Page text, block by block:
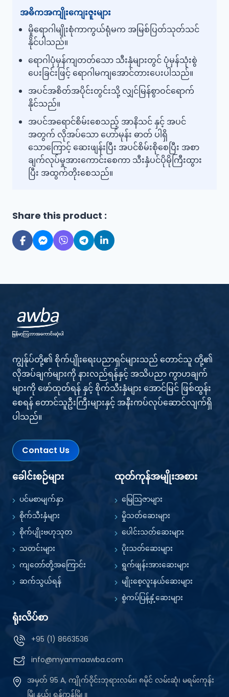
အဓိကအကျိုးကျေးဇူးများ
မှိုရောဂါမျိုးစုံကာကွယ်ရုံမက အမြစ်ပြတ်သုတ်သင်
နိုင်ပါသည်။
ရောဂါပုံမှန်ကျတတ်သော သီးနှံများတွင် ပုံမှန်သုံးစွဲ
ပေးခြင်းဖြင့် ရောဂါမကျအောင်တားပေးပါသည်။
အပင်အစိတ်အပိုင်းတွင်းသို့ လျှင်မြန်စွာဝင်ရောက်
နိုင်သည်။
အပင်အရောင်စိမ်းစေသည့် အာနိသင် နှင့် အပင်
အတွက် လိုအပ်သော ဟော်မုန်း ဓာတ် ပါရှိ
သောကြောင့် ဆေးဖျန်းပြီး အပင်စိမ်းစိုစေပြီး အစာ
ချက်လုပ်မှုအားကောင်းစေကာ သီးနှံပင်ပိုမိုကြီးထွား
ပြီး အထွက်တိုးစေသည်။
Share this product :
ကျွန်ုပ်တို့၏ စိုက်ပျိုးရေးပညာရှင်များသည် တောင်သူ တို့၏
လိုအပ်ချက်များကို နားလည်ရန်နှင့် အသိပညာ ကွာဟချက်
များကို ဖော်ထုတ်ရန် နှင့် စိုက်သီးနှံများ အောင်မြင် ဖြစ်ထွန်း
စေရန် တောင်သူဦးကြီးများနှင့် အနီးကပ်လုပ်ဆောင်လျက်ရှိ
ပါသည်။
Contact Us
ခေါင်းစဉ်များ
ပင်မစာမျက်နှာ
စိုက်သီးနှံများ
စိုက်ပျိုးဗဟုသုတ
သတင်းများ
ကျတော်တို့အကြောင်း
ဆက်သွယ်ရန်
ထုတ်ကုန်အမျိုးအစား
မြေဩဇာများ
မှိုသတ်ဆေးများ
ပေါင်းသတ်ဆေးများ
ပိုးသတ်ဆေးများ
ရွက်ဖျန်းအားဆေးများ
မျိုးစေ့လူးနယ်ဆေးများ
စွဲကပ်ပြန့်နှံ့ဆေးများ
ရုံးလိပ်စာ
+95 (1) 8663536
info@myanmaawba.com
အမှတ် 95 A, ကျိုက်ဝိုင်းဘုရားလမ်း၊ ၈မိုင် လမ်းဆုံ၊ မရမ်းကုန်း
မြို့နယ်၊ ရန်ကုန်မြို့။